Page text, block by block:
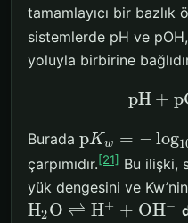
tamamlayıcı bir bazlık
sistemlerde pH ve pOH,
yoluyla birbirine
pH + p
Burada pKw = − log
çarpımıdır.[21] Bu ilişki,
yük dengesini ve
H2O ⇌ H+ + OH−